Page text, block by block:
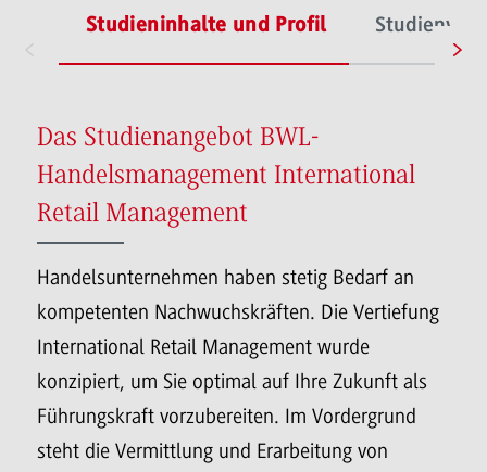
Studieninhalte und Profil
Das Studienangebot BWL-
Handelsmanagement International
Retail Management
Handelsunternehmen haben stetig Bedarf an
kompetenten Nachwuchskräften. Die Vertiefung
International Retail Management wurde
konzipiert, um Sie optimal auf Ihre Zukunft als
Führungskraft vorzubereiten. Im Vordergrund
steht die Vermittlung und Erarbeitung von